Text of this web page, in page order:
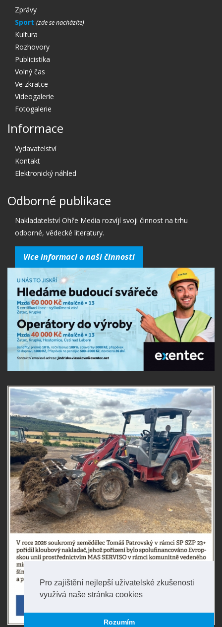
Pro zajištění nejlepší uživatelské zkušenosti
využívá naše stránka cookies
Rozumím
Zprávy
Sport
Kultura
Rozhovory
Publicistika
Volný čas
Ve zkratce
Videogalerie
Fotogalerie
Informace
Vydavatelství
Kontakt
Elektronický náhled
Odborné publikace
Nakladatelství Ohře Media rozvíjí svoji činnost na trhu
odborné, vědecké literatury.
Více informací o naší činnosti